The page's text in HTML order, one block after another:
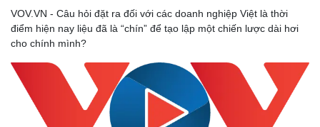
VOV.VN - Câu hỏi đặt ra đối với các doanh nghiệp Việt là thời
điểm hiện nay liệu đã là “chín” để tạo lập một chiến lược dài hơi
cho chính mình?